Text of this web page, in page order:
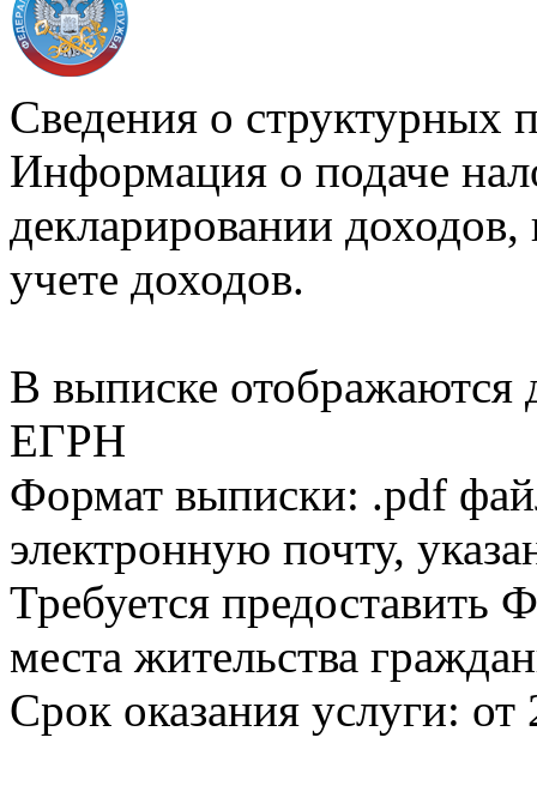
Сведения о структурных
Информация о подаче
декларировании доходов,
учете доходов.
В выписке
ЕГРН
Формат выписки: .pdf
электронную почту,
Требуется
места жительства
Срок оказания услуги: от